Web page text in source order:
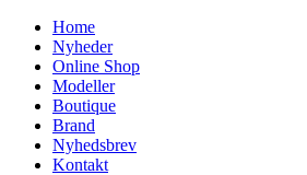
Home
Nyheder
Online Shop
Modeller
Boutique
Brand
Nyhedsbrev
Kontakt